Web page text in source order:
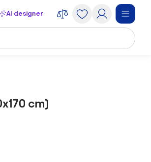
AI designer
cm)